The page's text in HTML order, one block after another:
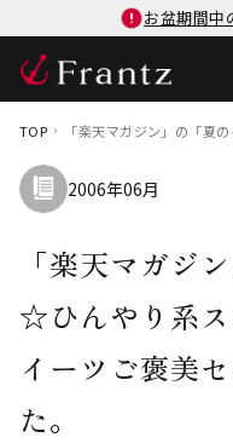
お盆期間中
TOP 「楽天マガジン」の「夏
2006年06月
「楽天マガジ
☆ひんやり系ス
イーツご褒美
た。